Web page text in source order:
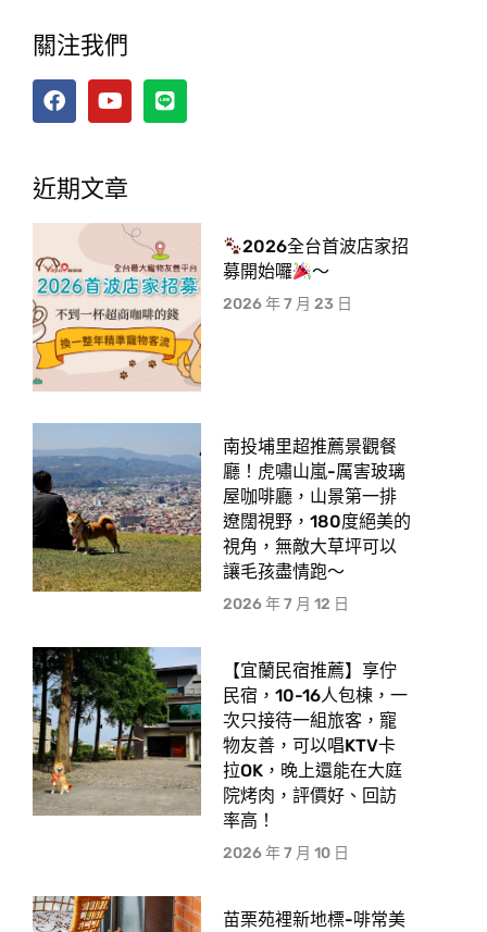
關注我們
近期文章
2026全台首波店家招
募開始囉
～
2026 年 7 月 23 日
南投埔里超推薦景觀餐
廳！虎嘯山嵐-厲害玻璃
屋咖啡廳，山景第一排
遼闊視野，180度絕美的
視角，無敵大草坪可以
讓毛孩盡情跑〜
2026 年 7 月 12 日
【宜蘭民宿推薦】享佇
民宿，10-16人包棟，一
次只接待一組旅客，寵
物友善，可以唱KTV卡
拉OK，晚上還能在大庭
院烤肉，評價好、回訪
率高！
2026 年 7 月 10 日
苗栗苑裡新地標-啡常美